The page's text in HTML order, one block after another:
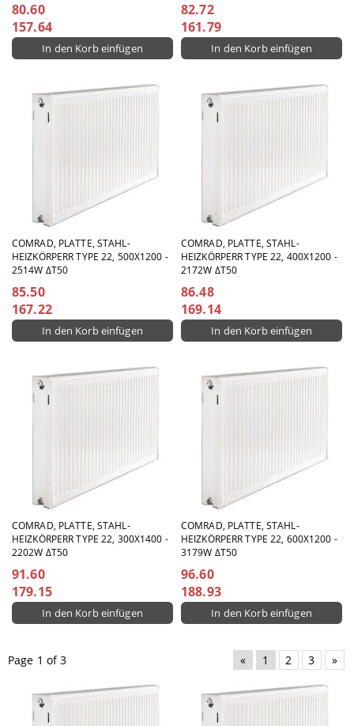
80.60
157.64
82.72
161.79
COMRAD, PLATTE, STAHL-
HEIZKÖRPERR TYPE 22, 500X1200 -
2514W ΔT50
85.50
167.22
COMRAD, PLATTE, STAHL-
HEIZKÖRPERR TYPE 22, 400X1200 -
2172W ΔT50
86.48
169.14
COMRAD, PLATTE, STAHL-
HEIZKÖRPERR TYPE 22, 300X1400 -
2202W ΔT50
91.60
179.15
COMRAD, PLATTE, STAHL-
HEIZKÖRPERR TYPE 22, 600X1200 -
3179W ΔT50
96.60
188.93
Page 1 of 3 « 1 2 3 »